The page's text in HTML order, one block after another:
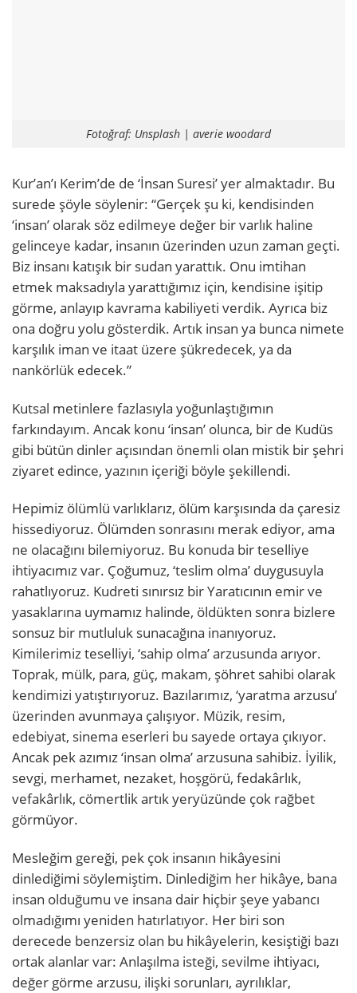
Fotoğraf: Unsplash | averie woodard
Kur’an’ı Kerim’de de ‘İnsan Suresi’ yer almaktadır. Bu
surede şöyle söylenir: “Gerçek şu ki, kendisinden
‘insan’ olarak söz edilmeye değer bir varlık haline
gelinceye kadar, insanın üzerinden uzun zaman geçti.
Biz insanı katışık bir sudan yarattık. Onu imtihan
etmek maksadıyla yarattığımız için, kendisine işitip
görme, anlayıp kavrama kabiliyeti verdik. Ayrıca biz
ona doğru yolu gösterdik. Artık insan ya bunca nimete
karşılık iman ve itaat üzere şükredecek, ya da
nankörlük edecek.”
Kutsal metinlere fazlasıyla yoğunlaştığımın
farkındayım. Ancak konu ‘insan’ olunca, bir de Kudüs
gibi bütün dinler açısından önemli olan mistik bir şehri
ziyaret edince, yazının içeriği böyle şekillendi.
Hepimiz ölümlü varlıklarız, ölüm karşısında da çaresiz
hissediyoruz. Ölümden sonrasını merak ediyor, ama
ne olacağını bilemiyoruz. Bu konuda bir teselliye
ihtiyacımız var. Çoğumuz, ‘teslim olma’ duygusuyla
rahatlıyoruz. Kudreti sınırsız bir Yaratıcının emir ve
yasaklarına uymamız halinde, öldükten sonra bizlere
sonsuz bir mutluluk sunacağına inanıyoruz.
Kimilerimiz teselliyi, ‘sahip olma’ arzusunda arıyor.
Toprak, mülk, para, güç, makam, şöhret sahibi olarak
kendimizi yatıştırıyoruz. Bazılarımız, ‘yaratma arzusu’
üzerinden avunmaya çalışıyor. Müzik, resim,
edebiyat, sinema eserleri bu sayede ortaya çıkıyor.
Ancak pek azımız ‘insan olma’ arzusuna sahibiz. İyilik,
sevgi, merhamet, nezaket, hoşgörü, fedakârlık,
vefakârlık, cömertlik artık yeryüzünde çok rağbet
görmüyor.
Mesleğim gereği, pek çok insanın hikâyesini
dinlediğimi söylemiştim. Dinlediğim her hikâye, bana
insan olduğumu ve insana dair hiçbir şeye yabancı
olmadığımı yeniden hatırlatıyor. Her biri son
derecede benzersiz olan bu hikâyelerin, kesiştiği bazı
ortak alanlar var: Anlaşılma isteği, sevilme ihtiyacı,
değer görme arzusu, ilişki sorunları, ayrılıklar,